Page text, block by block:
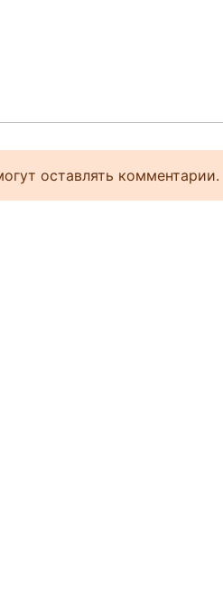
оставлять комментарии.